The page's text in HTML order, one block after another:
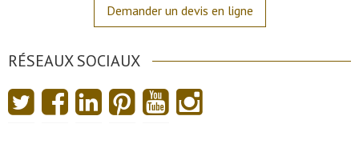
Demander un devis en ligne
RÉSEAUX SOCIAUX